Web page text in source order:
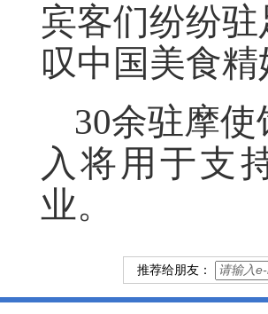
宾客们纷纷
叹中国美食
30余驻摩
入将用于支
业。
推荐给朋友：